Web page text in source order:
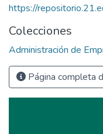
https://
Colecciones
Administración de
Página completa